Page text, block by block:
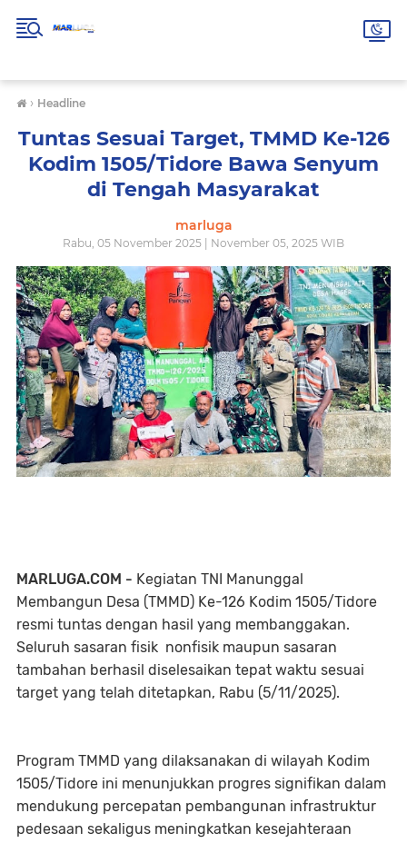
› Headline
Tuntas Sesuai Target, TMMD Ke-126
Kodim 1505/Tidore Bawa Senyum
di Tengah Masyarakat
marluga
Rabu, 05 November 2025 | November 05, 2025 WIB
MARLUGA.COM - Kegiatan TNI Manunggal
Membangun Desa (TMMD) Ke-126 Kodim 1505/Tidore
resmi tuntas dengan hasil yang membanggakan.
Seluruh sasaran fisik nonfisik maupun sasaran
tambahan berhasil diselesaikan tepat waktu sesuai
target yang telah ditetapkan, Rabu (5/11/2025).
Program TMMD yang dilaksanakan di wilayah Kodim
1505/Tidore ini menunjukkan progres signifikan dalam
mendukung percepatan pembangunan infrastruktur
pedesaan sekaligus meningkatkan kesejahteraan